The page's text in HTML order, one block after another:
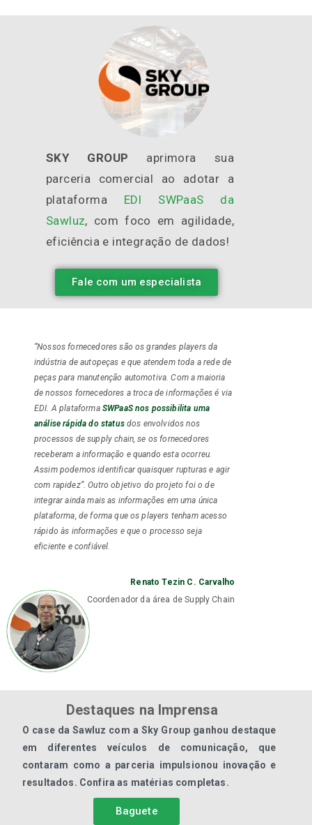
TRABALHE CONOSCO
SKY GROUP aprimora sua
parceria comercial ao adotar a
plataforma EDI SWPaaS da
Sawluz, com foco em agilidade,
eficiência e integração de dados!
Fale com um especialista
“Nossos fornecedores são os grandes players da
indústria de autopeças e que atendem toda a rede de
peças para manutenção automotiva. Com a maioria
de nossos fornecedores a troca de informações é via
EDI. A plataforma SWPaaS nos possibilita uma
análise rápida do statusdos envolvidos nos
processos de supply chain, se os fornecedores
receberam a informação e quando esta ocorreu.
Assim podemos identificar quaisquer rupturas e agir
com rapidez”. Outro objetivo do projeto foi o de
integrar ainda mais as informações em uma única
plataforma, de forma que os players tenham acesso
rápido às informações e que o processo seja
eficiente e confiável.
Renato Tezin C. Carvalho
Coordenador da área de Supply Chain
Destaques na Imprensa
O case da Sawluz com a Sky Group ganhou destaque
em diferentes veículos de comunicação, que
contaram como a parceria impulsionou inovação e
resultados. Confira as matérias completas.
Baguete